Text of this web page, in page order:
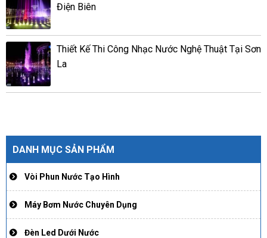
DANH MỤC SẢN PHẨM
Vòi Phun Nước Tạo Hình
Máy Bơm Nước Chuyên Dụng
Đèn Led Dưới Nước
Điện Biên
Thiết Kế Thi Công Nhạc Nước Nghệ Thuật Tại Sơn
La